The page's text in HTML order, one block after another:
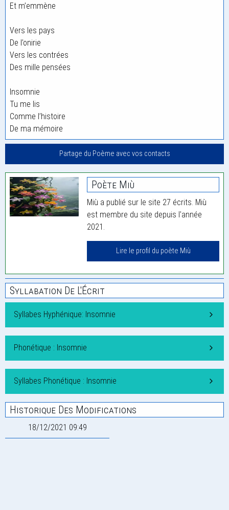
Et m’emmène
Vers les pays
De l’onirie
Vers les contrées
Des mille pensées
Insomnie
Tu me lis
Comme l’histoire
De ma mémoire
Partage du Poème avec vos contacts
Poète Miù
Miù a publié sur le site 27 écrits. Miù
est membre du site depuis l'année
2021.
Lire le profil du poète Miù
Syllabation De L'Écrit
Syllabes Hyphénique: Insomnie
Phonétique : Insomnie
Syllabes Phonétique : Insomnie
Historique Des Modifications
18/12/2021 09:49